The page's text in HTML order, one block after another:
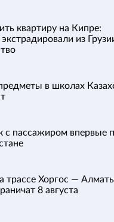
квартиру на Кипре:
из
в школах
с пассажиром впервые
трассе Хоргос —
8 августа